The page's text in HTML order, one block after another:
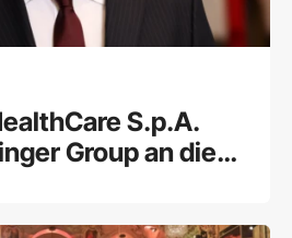
S.p.A.
Group an die